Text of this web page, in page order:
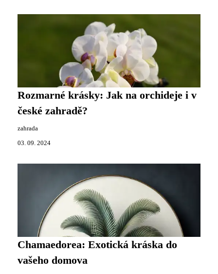
Rozmarné krásky: Jak na orchideje i v
české zahradě?
zahrada
03. 09. 2024
Chamaedorea: Exotická kráska do
vašeho domova